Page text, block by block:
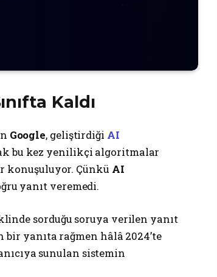
Kaldı
Google, geliştirdiği AI
bu kez yenilikçi algoritmalar
konuşuluyor. Çünkü AI
yanıt veremedi.
sorduğu soruya verilen yanıt
bir yanıta rağmen hâlâ 2024’te
sunulan sistemin